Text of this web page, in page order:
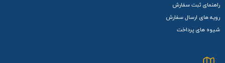
راهنمای ثبت سفارش
رویه های ارسال سفارش
شیوه های پرداخت